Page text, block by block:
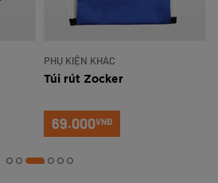
PHỤ KIỆN KHÁC
Túi rút Zocker
69.000VNĐ